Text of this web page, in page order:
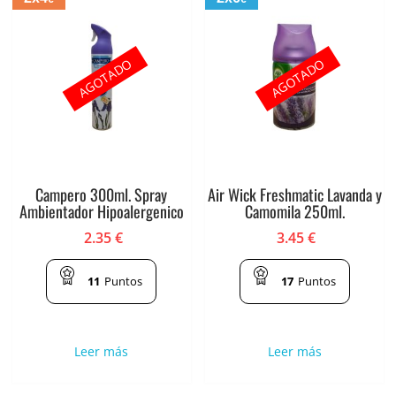
Campero 300ml. Spray
Ambientador Hipoalergenico
2.35€
11 Puntos
Leer más
AGOTADO
Air Wick Freshmatic Lavanda y
Camomila 250ml.
3.45€
17 Puntos
Leer más
AGOTADO